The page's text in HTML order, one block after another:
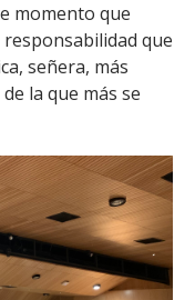
momento que
que
señera, más
la que más se